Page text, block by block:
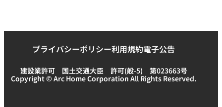
プライバシーポリシー利用規約電子公告
建設業許可 国土交通大臣 許可(般-5) 第023663号
Copyright © Arc Home Corporation All Rights Reserved.